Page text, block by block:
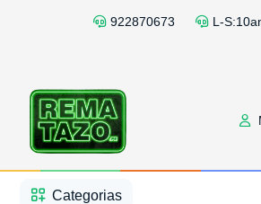
922870673 L-
Categorias